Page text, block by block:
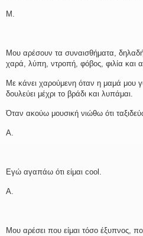
Μ.
Μου αρέσουν τα συναισθήματα,
χαρά, λύπη, ντροπή, φόβος, φιλία και
Με κάνει χαρούμενη όταν η μαμά μου
δουλεύει μέχρι το βράδι και λυπάμαι.
Όταν ακούω μουσική νιώθω ότι
Α.
Εγώ αγαπάω ότι είμαι cool.
Α.
Μου αρέσει που είμαι τόσο έξυπνος,